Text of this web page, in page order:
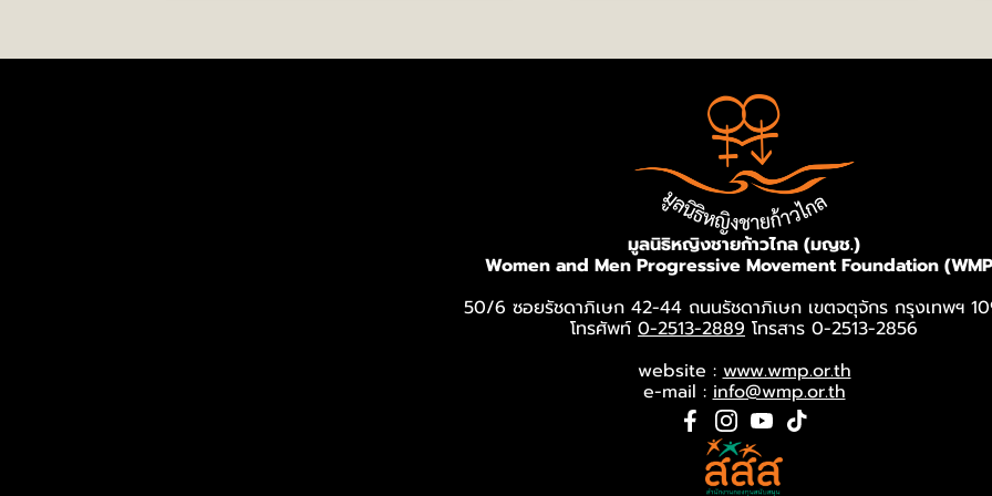
มูลนิธิหญิงชายก้าวไกล (มญช.)
Women and Men Progressive Movement Foundation
50/6 ซอยรัชดาภิเษก 42-44 ถนนรัชดาภิเษก เขตจตุจักร กรุงเทพฯ
โทรศัพท์ 0-2513-2889 โทรสาร 0-2513-2856
website :www.wmp.or.th
e-mail :info@wmp.or.th